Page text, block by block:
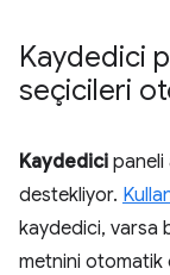
Kaydedici
seçicileri
Kaydedici paneli
destekliyor.
kaydedici, varsa
metnini otomatik